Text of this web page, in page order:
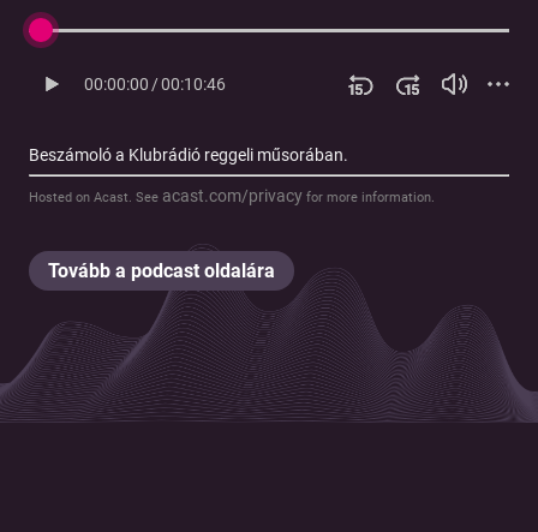
00:00:00/00:10:46
Beszámoló a Klubrádió reggeli műsorában.
Hosted on Acast. See acast.com/privacy for more information.
Tovább a podcast oldalára